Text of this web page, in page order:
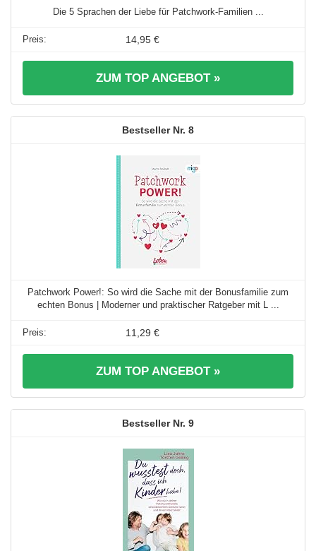
Die 5 Sprachen der Liebe für Patchwork-Familien ...
14,95 €
ZUM TOP ANGEBOT »
8
Patchwork Power!: So wird die Sache mit der Bonusfamilie zum
echten Bonus | Moderner und praktischer Ratgeber mit L ...
11,29 €
ZUM TOP ANGEBOT »
9